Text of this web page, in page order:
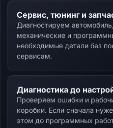
Сервис, тюнинг и
Диагностируем
механические и
необходимые детали без
сервисам.
Диагностика до
Проверяем ошибки и
коробки. Если сначала
этом до программных